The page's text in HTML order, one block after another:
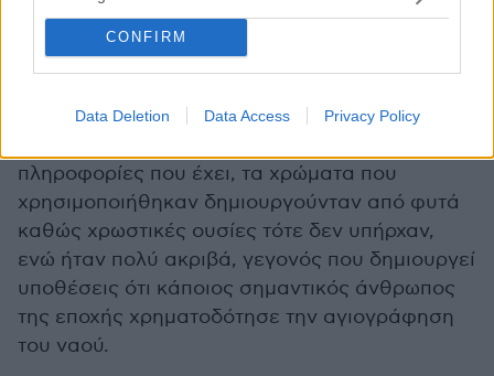
CONFIRM
Data Deletion Data Access Privacy Policy
συντήρηση του διάκοσμου, δηλαδή των
αγιογραφιών και κάποιων γλυπτών στο
πληροφορίες που έχει, τα χρώματα που
χρησιμοποιήθηκαν δημιουργούνταν από φυτά
καθώς χρωστικές ουσίες τότε δεν υπήρχαν,
ενώ ήταν πολύ ακριβά, γεγονός που δημιουργεί
υποθέσεις ότι κάποιος σημαντικός άνθρωπος
της εποχής χρηματοδότησε την αγιογράφηση
του ναού.